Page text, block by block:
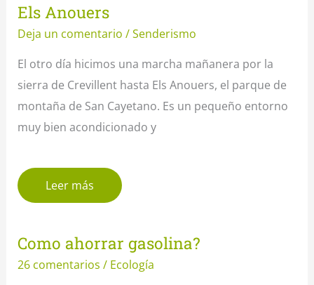
Els Anouers
Deja un comentario /Senderismo
El otro día hicimos una marcha mañanera por la
sierra de Crevillent hasta Els Anouers, el parque de
montaña de San Cayetano. Es un pequeño entorno
muy bien acondicionado y
Leer más
Como ahorrar gasolina?
26 comentarios / Ecología